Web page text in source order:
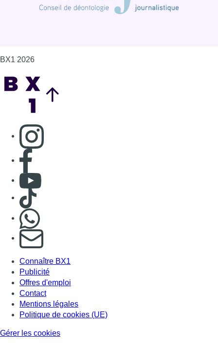
BX1 2026
Consulter page Instagram
Consulter page Facebook
Consulter Youtube
Consulter TikTok
S'abonner à notre newsletter
Connaître BX1
Publicité
Offres d'emploi
Contact
Mentions légales
Politique de cookies (UE)
Gérer les cookies